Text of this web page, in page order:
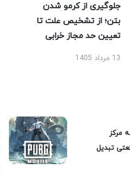
جلوگیری از کرمو شدن
بتن؛ از تشخیص علت تا
تعیین حد مجاز خرابی
13 مرداد 1405
مرکز
تبدیل